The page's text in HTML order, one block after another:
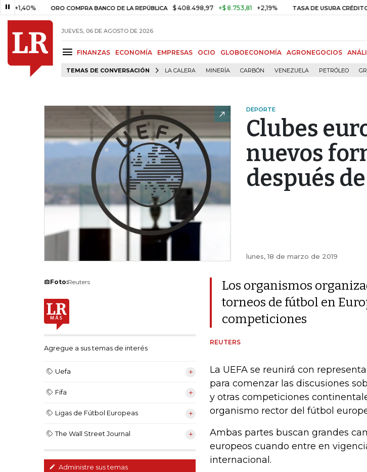
ORO COMPRA BANCO DE LA REPÚBLICA $ 408.498,97 +$ 8.753,81 +2,19% TASA DE USURA CRÉDITO
JUEVES, 06 DE AGOSTO DE 2026
FINANZAS ECONOMÍA EMPRESAS OCIO GLOBOECONOMÍA AGRONEGOCIOS
TEMAS DE CONVERSACIÓN LA CALERA MINERÍA CARBÓN VENEZUELA PETRÓLEO
DEPORTE
Clubes
nuevos
después
lunes, 18 de marzo de 2019
Foto:Reuters
Agregue a sus temas de interés
Uefa
Fifa
Ligas de Fútbol Europeas
The Wall Street Journal
Administre sus temas
Los organismos
torneos de fútbol en
competiciones
REUTERS
La UEFA se reunirá con
para comenzar las discusiones
y otras competiciones
organismo rector del fútbol
Ambas partes buscan grandes
europeos cuando entre en
internacional.